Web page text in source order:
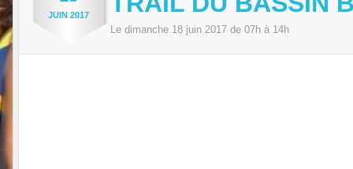
JUIN 2017
Le dimanche 18 juin 2017 de 07h à 14h